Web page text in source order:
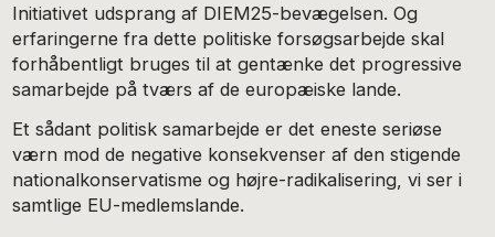
Initiativet udsprang af DIEM25-bevægelsen. Og
erfaringerne fra dette politiske forsøgsarbejde skal
forhåbentligt bruges til at gentænke det progressive
samarbejde på tværs af de europæiske lande.
Et sådant politisk samarbejde er det eneste seriøse
værn mod de negative konsekvenser af den stigende
nationalkonservatisme og højre-radikalisering, vi ser i
samtlige EU-medlemslande.